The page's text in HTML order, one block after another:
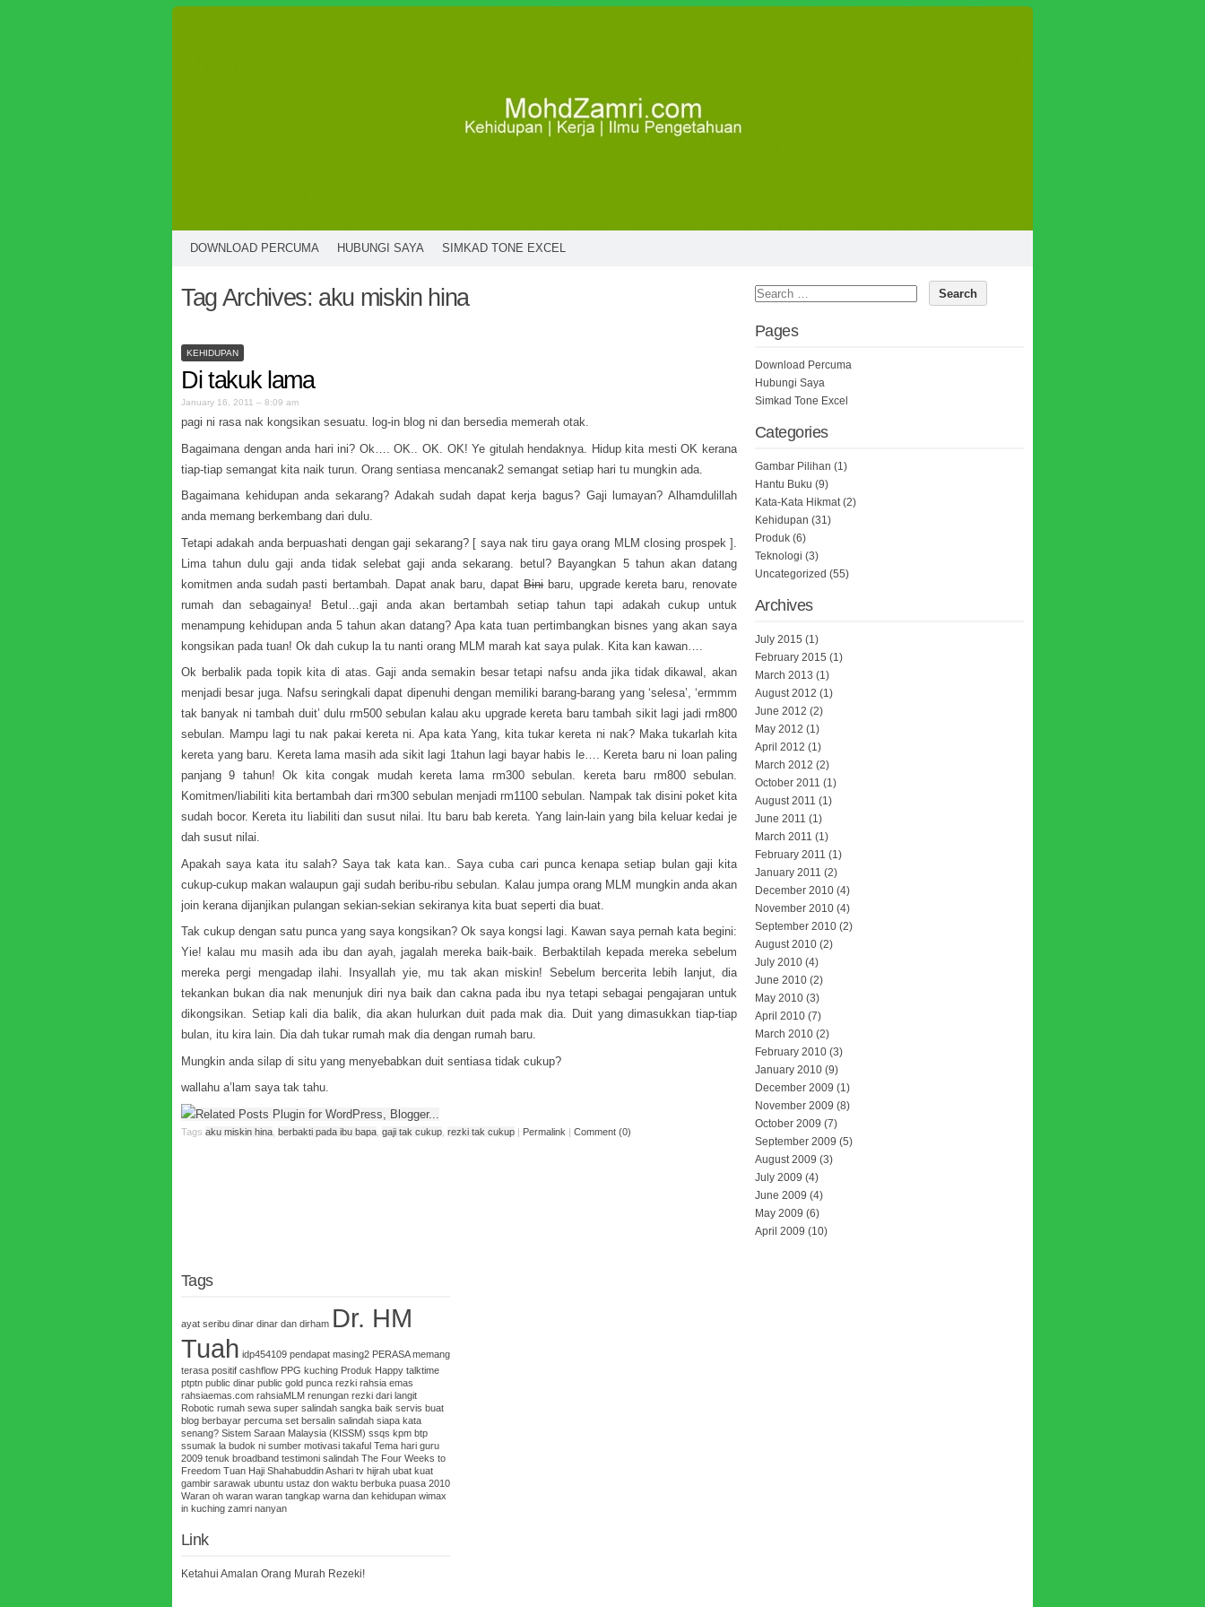
DOWNLOAD PERCUMA HUBUNGI SAYA SIMKAD TONE EXCEL
Tag Archives: aku miskin hina
KEHIDUPAN
Di takuk lama
January 16, 2011 – 8:09 am
pagi ni rasa nak kongsikan sesuatu. log-in blog ni dan bersedia memerah otak.
Bagaimana dengan anda hari ini? Ok…. OK.. OK. OK! Ye gitulah hendaknya. Hidup kita mesti OK kerana
tiap-tiap semangat kita naik turun. Orang sentiasa mencanak2 semangat setiap hari tu mungkin ada.
Bagaimana kehidupan anda sekarang? Adakah sudah dapat kerja bagus? Gaji lumayan? Alhamdulillah
anda memang berkembang dari dulu.
Tetapi adakah anda berpuashati dengan gaji sekarang? [ saya nak tiru gaya orang MLM closing prospek ].
Lima tahun dulu gaji anda tidak selebat gaji anda sekarang. betul? Bayangkan 5 tahun akan datang
komitmen anda sudah pasti bertambah. Dapat anak baru, dapatBinibaru, upgrade kereta baru, renovate
rumah dan sebagainya! Betul…gaji anda akan bertambah setiap tahun tapi adakah cukup untuk
menampung kehidupan anda 5 tahun akan datang? Apa kata tuan pertimbangkan bisnes yang akan saya
kongsikan pada tuan! Ok dah cukup la tu nanti orang MLM marah kat saya pulak. Kita kan kawan….
Ok berbalik pada topik kita di atas. Gaji anda semakin besar tetapi nafsu anda jika tidak dikawal, akan
menjadi besar juga. Nafsu seringkali dapat dipenuhi dengan memiliki barang-barang yang ‘selesa’, ‘ermmm
tak banyak ni tambah duit’ dulu rm500 sebulan kalau aku upgrade kereta baru tambah sikit lagi jadi rm800
sebulan. Mampu lagi tu nak pakai kereta ni. Apa kata Yang, kita tukar kereta ni nak? Maka tukarlah kita
kereta yang baru. Kereta lama masih ada sikit lagi 1tahun lagi bayar habis le…. Kereta baru ni loan paling
panjang 9 tahun! Ok kita congak mudah kereta lama rm300 sebulan. kereta baru rm800 sebulan.
Komitmen/liabiliti kita bertambah dari rm300 sebulan menjadi rm1100 sebulan. Nampak tak disini poket kita
sudah bocor. Kereta itu liabiliti dan susut nilai. Itu baru bab kereta. Yang lain-lain yang bila keluar kedai je
dah susut nilai.
Apakah saya kata itu salah? Saya tak kata kan.. Saya cuba cari punca kenapa setiap bulan gaji kita
cukup-cukup makan walaupun gaji sudah beribu-ribu sebulan. Kalau jumpa orang MLM mungkin anda akan
join kerana dijanjikan pulangan sekian-sekian sekiranya kita buat seperti dia buat.
Tak cukup dengan satu punca yang saya kongsikan? Ok saya kongsi lagi. Kawan saya pernah kata begini:
Yie! kalau mu masih ada ibu dan ayah, jagalah mereka baik-baik. Berbaktilah kepada mereka sebelum
mereka pergi mengadap ilahi. Insyallah yie, mu tak akan miskin! Sebelum bercerita lebih lanjut, dia
tekankan bukan dia nak menunjuk diri nya baik dan cakna pada ibu nya tetapi sebagai pengajaran untuk
dikongsikan. Setiap kali dia balik, dia akan hulurkan duit pada mak dia. Duit yang dimasukkan tiap-tiap
bulan, itu kira lain. Dia dah tukar rumah mak dia dengan rumah baru.
Mungkin anda silap di situ yang menyebabkan duit sentiasa tidak cukup?
wallahu a’lam saya tak tahu.
Tags aku miskin hina berbakti pada ibu bapa gaji tak cukup rezki tak cukup | Permalink | Comment (0)
Pages
Download Percuma
Hubungi Saya
Simkad Tone Excel
Categories
Gambar Pilihan (1)
Hantu Buku (9)
Kata-Kata Hikmat(2)
Kehidupan (31)
Produk (6)
Teknologi (3)
Uncategorized (55)
Archives
July 2015 (1)
February 2015 (1)
March 2013 (1)
August 2012 (1)
June 2012 (2)
May 2012 (1)
April 2012 (1)
March 2012 (2)
October 2011 (1)
August 2011 (1)
June 2011 (1)
March 2011 (1)
February 2011 (1)
January 2011 (2)
December 2010 (4)
November 2010 (4)
September 2010 (2)
August 2010 (2)
July 2010 (4)
June 2010 (2)
May 2010 (3)
April 2010 (7)
March 2010 (2)
February 2010 (3)
January 2010 (9)
December 2009 (1)
November 2009 (8)
October 2009 (7)
September 2009 (5)
August 2009 (3)
July 2009 (4)
June 2009 (4)
May 2009 (6)
April 2009 (10)
Tags
ayat seribu dinar dinar dan dirham Dr. HM
Tuah idp454109 pendapat masing2 PERASA memang
terasa positif cashflow PPG kuching Produk Happy talktime
ptptn public dinar public gold punca rezki rahsia emas
rahsiaemas.com rahsiaMLM renungan rezki dari langit
Robotic rumah sewa super salindah sangka baik servis buat
blog berbayar percuma set bersalin salindah siapa kata
senang? Sistem Saraan Malaysia (KISSM) ssqs kpm btp
ssumak la budok ni sumber motivasi takaful Tema hari guru
2009 tenuk broadband testimoni salindah The Four Weeks to
Freedom Tuan Haji Shahabuddin Ashari tv hijrah ubat kuat
gambir sarawak ubuntu ustaz don waktu berbuka puasa 2010
Waran oh waran waran tangkap warna dan kehidupan wimax
in kuching zamri nanyan
Link
Ketahui Amalan Orang Murah Rezeki!